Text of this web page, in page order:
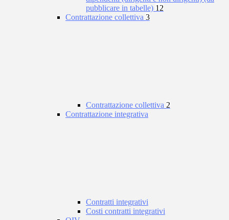
pubblicare in tabelle) 12
Contrattazione collettiva 3
Contrattazione collettiva 2
Contrattazione integrativa
Contratti integrativi
Costi contratti integrativi